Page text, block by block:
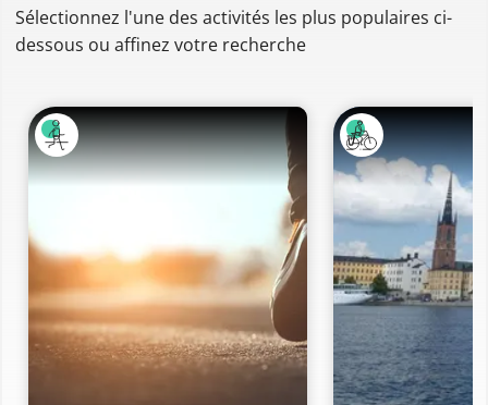
Sélectionnez l'une des activités les plus populaires ci-
dessous ou affinez votre recherche